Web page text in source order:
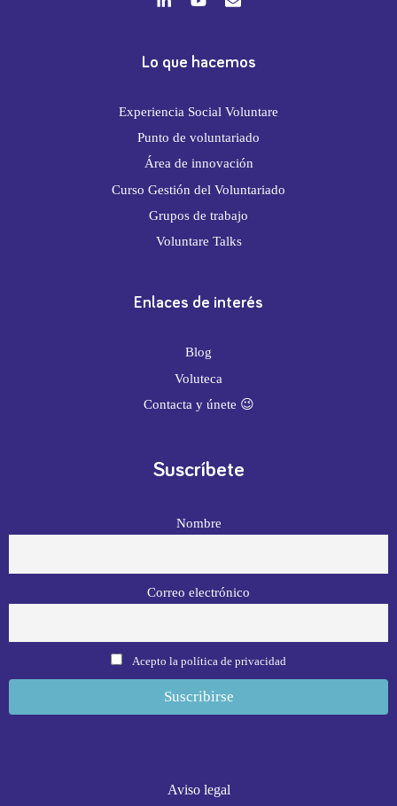
Lo que hacemos
Experiencia Social Voluntare
Punto de voluntariado
Área de innovación
Curso Gestión del Voluntariado
Grupos de trabajo
Voluntare Talks
Enlaces de interés
Blog
Voluteca
Contacta y únete 😉
Suscríbete
Nombre
Correo electrónico
Acepto la política de privacidad
Aviso legal